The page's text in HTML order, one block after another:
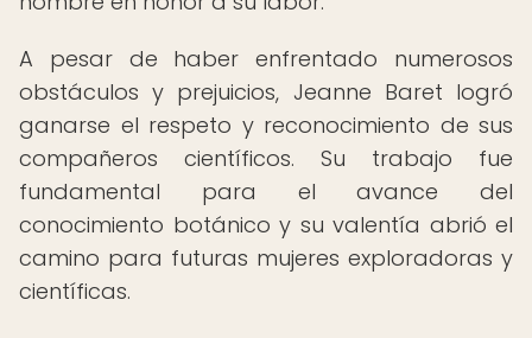
A pesar de haber enfrentado numerosos
obstáculos y prejuicios, Jeanne Baret logró
ganarse el respeto y reconocimiento de sus
compañeros científicos. Su trabajo fue
fundamental para el avance del
conocimiento botánico y su valentía abrió el
camino para futuras mujeres exploradoras y
científicas.